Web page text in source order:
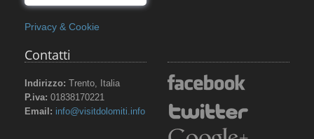
Privacy & Cookie
Contatti
Indirizzo: Trento, Italia
P.iva: 01838170221
Email: info@visitdolomiti.info